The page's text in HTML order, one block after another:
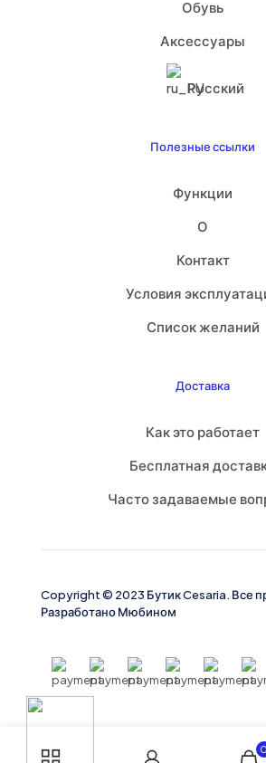
Обувь
Аксессуары
Русский
Полезные ссылки
Функции
О
Контакт
Условия
Список желаний
Доставка
Как это работает
Бесплатная
Часто задаваемые
Copyright © 2023 Бутик Cesaria. Все
Разработано Мюбином
0
Facebook